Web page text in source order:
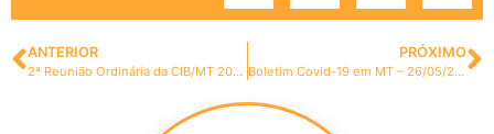
ANTERIOR
2ª Reunião Ordinária da CIB/MT 20/05/2020 – ACESSE O VÍDEO COMPLETO AQUI
PRÓXIMO
Boletim Covid-19 em MT – 26/05/2020